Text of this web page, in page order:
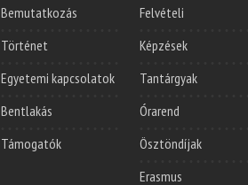
Bemutatkozás
Történet
Egyetemi kapcsolatok
Bentlakás
Támogatók
Felvételi
Képzések
Tantárgyak
Órarend
Ösztöndíjak
Erasmus